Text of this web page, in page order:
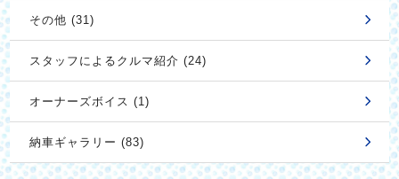
その他 (31)
スタッフによるクルマ紹介 (24)
オーナーズボイス (1)
納車ギャラリー (83)